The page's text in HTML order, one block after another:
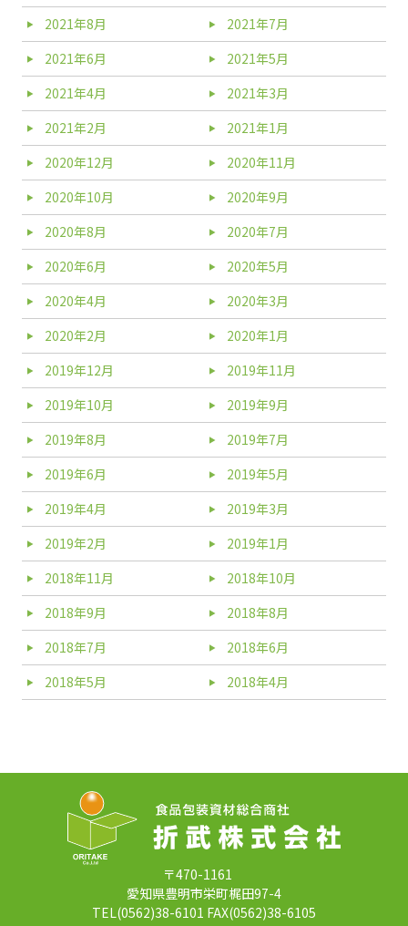
2021年8月
2021年7月
2021年6月
2021年5月
2021年4月
2021年3月
2021年2月
2021年1月
2020年12月
2020年11月
2020年10月
2020年9月
2020年8月
2020年7月
2020年6月
2020年5月
2020年4月
2020年3月
2020年2月
2020年1月
2019年12月
2019年11月
2019年10月
2019年9月
2019年8月
2019年7月
2019年6月
2019年5月
2019年4月
2019年3月
2019年2月
2019年1月
2018年11月
2018年10月
2018年9月
2018年8月
2018年7月
2018年6月
2018年5月
2018年4月
〒470-1161
愛知県豊明市栄町梶田97-4
TEL(0562)38-6101 FAX(0562)38-6105